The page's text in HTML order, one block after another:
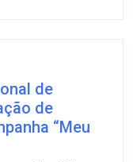
de
de
“Meu